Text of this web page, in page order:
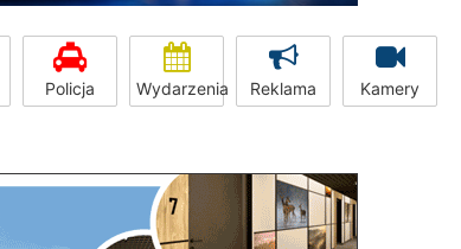
Policja Wydarzenia Reklama Kamery